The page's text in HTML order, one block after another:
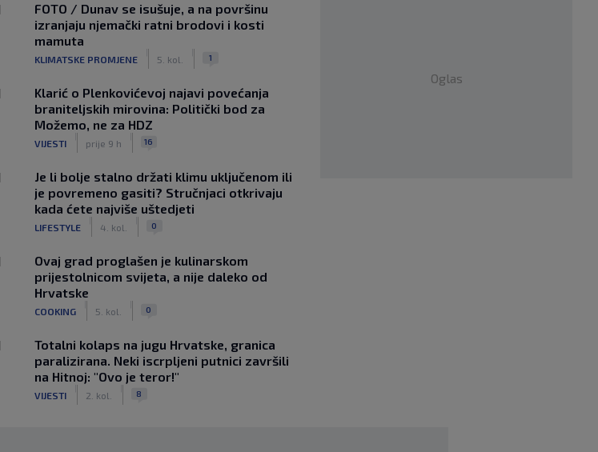
FOTO / Dunav se isušuje, a na površinu
izranjaju njemački ratni brodovi i kosti
mamuta
KLIMATSKE PROMJENE 5. kol. 1
Klarić o Plenkovićevoj najavi povećanja
braniteljskih mirovina: Politički bod za
Možemo, ne za HDZ
VIJESTI prije 9 h 16
Je li bolje stalno držati klimu uključenom ili
je povremeno gasiti? Stručnjaci otkrivaju
kada ćete najviše uštedjeti
LIFESTYLE 4. kol. 0
Ovaj grad proglašen je kulinarskom
prijestolnicom svijeta, a nije daleko od
Hrvatske
COOKING 5. kol. 0
Totalni kolaps na jugu Hrvatske, granica
paralizirana. Neki iscrpljeni putnici završili
na Hitnoj: "Ovo je teror!"
VIJESTI 2. kol. 8
Oglas